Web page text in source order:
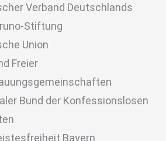
Verband Deutschlands
Stiftung
Union
Freier
Bund der Konfessionslosen
Bayern